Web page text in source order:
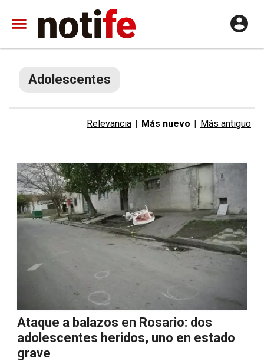
Adolescentes
Relevancia | Más nuevo | Más antiguo
Ataque a balazos en Rosario: dos
adolescentes heridos, uno en estado
grave